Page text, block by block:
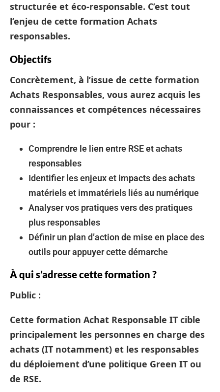
structurée et éco-responsable. C’est tout
l’enjeu de cette formation Achats
responsables.
Objectifs
Concrètement, à l’issue de cette formation
Achats Responsables, vous aurez acquis les
connaissances et compétences nécessaires
pour :
Comprendre le lien entre RSE et achats
responsables
Identifier les enjeux et impacts des achats
matériels et immatériels liés au numérique
Analyser vos pratiques vers des pratiques
plus responsables
Définir un plan d’action de mise en place des
outils pour appuyer cette démarche
À qui s’adresse cette formation ?
Public :
Cette formation Achat Responsable IT cible
principalement les personnes en charge des
achats (IT notamment) et les responsables
du déploiement d’une politique Green IT ou
de RSE.